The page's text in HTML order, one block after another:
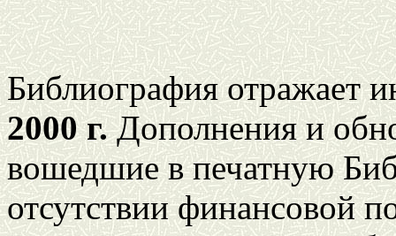
Библиография отражает
2000 г.Дополнения и
вошедшие в печатную
отсутствии финансовой